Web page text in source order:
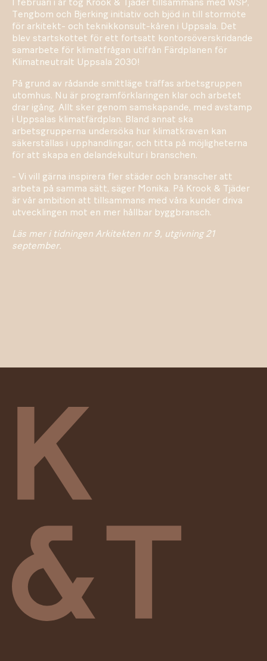
I februari i år tog Krook & Tjäder tillsammans med WSP,
Tengbom och Bjerking initiativ och bjöd in till stormöte
för arkitekt- och teknikkonsult-kåren i Uppsala. Det
blev startskottet för ett fortsatt kontorsöverskridande
samarbete för klimatfrågan utifrån Färdplanen för
Klimatneutralt Uppsala 2030!
På grund av rådande smittläge träffas arbetsgruppen
utomhus. Nu är programförklaringen klar och arbetet
drar igång. Allt sker genom samskapande, med avstamp
i Uppsalas klimatfärdplan. Bland annat ska
arbetsgrupperna undersöka hur klimatkraven kan
säkerställas i upphandlingar, och titta på möjligheterna
för att skapa en delandekultur i branschen.
- Vi vill gärna inspirera fler städer och branscher att
arbeta på samma sätt, säger Monika. På Krook & Tjäder
är vår ambition att tillsammans med våra kunder driva
utvecklingen mot en mer hållbar byggbransch.
Läs mer i tidningen Arkitekten nr 9, utgivning 21
september.